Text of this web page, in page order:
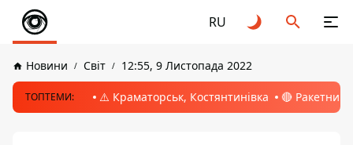
RU
Новини Світ 12:55, 9 Листопада 2022
ТОПТЕМИ: ⚠️ Краматорськ, Костянтинівка 🔴 Ракетний